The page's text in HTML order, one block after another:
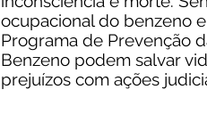
ocupacional do benzeno
Programa de Prevenção
Benzeno podem salvar
prejuízos com ações